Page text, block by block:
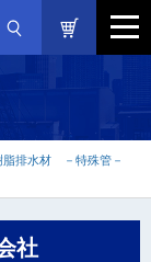
脂排水材 －特殊管－
社